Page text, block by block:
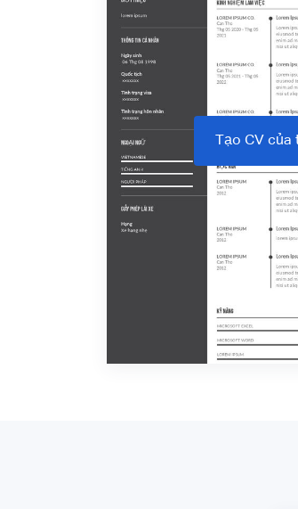
Tạo CV của